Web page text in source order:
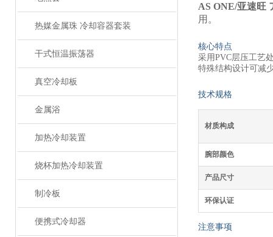
热媒金属珠 冷却容器套装
干式恒温振荡器
真空冷却板
金属浴
加热冷却装置
烧杯加热冷却装置
制冷板
便携式冷却器
AS ONE/亚速旺
用。
核心特点
采用PVC层压工艺
特殊结构设计可减
技术规格
材质构成
腕部颜色
产品尺寸
环保认证
注意事项